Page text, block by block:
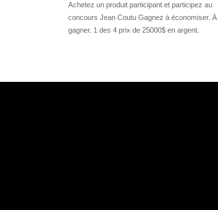
Achetez un produit participant et participez au
concours Jean Coutu Gagnez à économiser. À
gagner, 1 des 4 prix de 25000$ en argent.